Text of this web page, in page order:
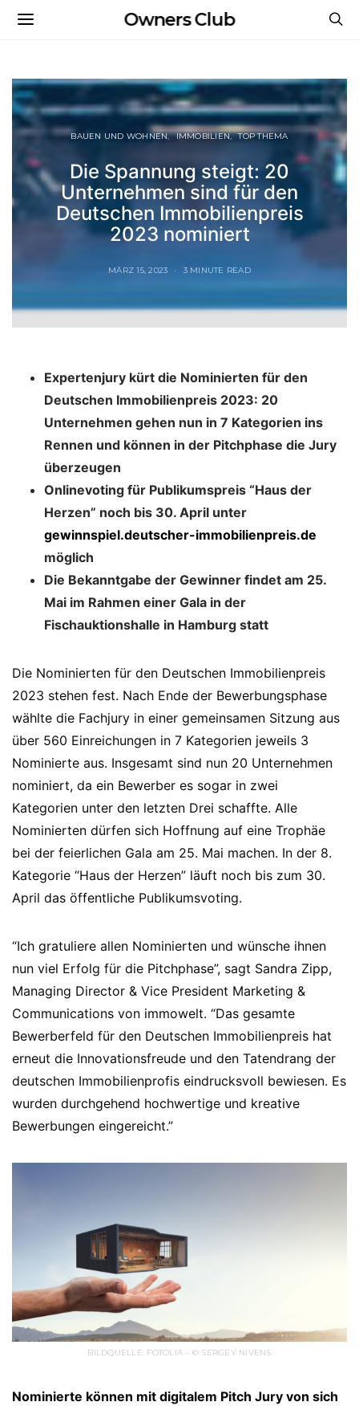
Owners Club
BAUEN UND WOHNEN IMMOBILIEN TOP THEMA
Die Spannung steigt: 20
Unternehmen sind für den
Deutschen Immobilienpreis
2023 nominiert
MÄRZ 15, 2023 3 MINUTE READ
Expertenjury kürt die Nominierten für den
Deutschen Immobilienpreis 2023: 20
Unternehmen gehen nun in 7 Kategorien ins
Rennen und können in der Pitchphase die Jury
überzeugen
Onlinevoting für Publikumspreis “Haus der
Herzen” noch bis 30. April unter
gewinnspiel.deutscher-immobilienpreis.de
möglich
Die Bekanntgabe der Gewinner findet am 25.
Mai im Rahmen einer Gala in der
Fischauktionshalle in Hamburg statt
Die Nominierten für den Deutschen Immobilienpreis
2023 stehen fest. Nach Ende der Bewerbungsphase
wählte die Fachjury in einer gemeinsamen Sitzung aus
über 560 Einreichungen in 7 Kategorien jeweils 3
Nominierte aus. Insgesamt sind nun 20 Unternehmen
nominiert, da ein Bewerber es sogar in zwei
Kategorien unter den letzten Drei schaffte. Alle
Nominierten dürfen sich Hoffnung auf eine Trophäe
bei der feierlichen Gala am 25. Mai machen. In der 8.
Kategorie “Haus der Herzen” läuft noch bis zum 30.
April das öffentliche Publikumsvoting.
“Ich gratuliere allen Nominierten und wünsche ihnen
nun viel Erfolg für die Pitchphase”, sagt Sandra Zipp,
Managing Director & Vice President Marketing &
Communications von immowelt. “Das gesamte
Bewerberfeld für den Deutschen Immobilienpreis hat
erneut die Innovationsfreude und den Tatendrang der
deutschen Immobilienprofis eindrucksvoll bewiesen. Es
wurden durchgehend hochwertige und kreative
Bewerbungen eingereicht.”
BILDQUELLE: FOTOLIA – © SERGEY NIVENS
Nominierte können mit digitalem Pitch Jury von sich